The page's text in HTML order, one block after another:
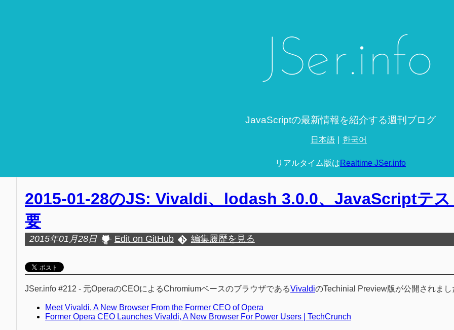
JavaScriptの最新情報を紹介する週刊ブログ
日本語 한국어
リアルタイム版はRealtime JSer.info
2015-01-28のJS: Vivaldi、lodash 3.0.0、JavaScriptテス
要
2015年01月28日 Edit on GitHub 編集履歴を見る
JSer.info #212 - 元OperaのCEOによるChromiumベースのブラウザであるVivaldiのTechinial Preview版が公開されまし
Meet Vivaldi, A New Browser From the Former CEO of Opera
Former Opera CEO Launches Vivaldi, A New Browser For Power Users | TechCrunch